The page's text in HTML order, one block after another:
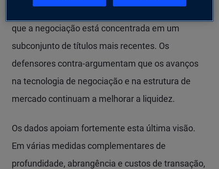
que a negociação está concentrada em um
subconjunto de títulos mais recentes. Os
defensores contra-argumentam que os avanços
na tecnologia de negociação e na estrutura de
mercado continuam a melhorar a liquidez.
Os dados apoiam fortemente esta última visão.
Em várias medidas complementares de
profundidade, abrangência e custos de transação,